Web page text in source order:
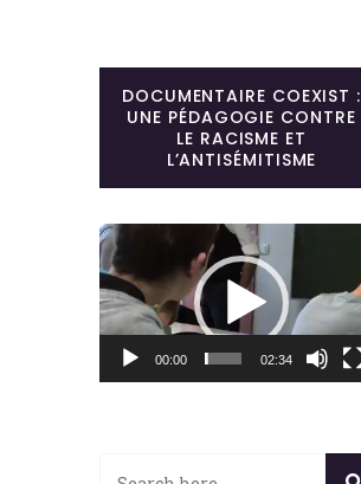
DOCUMENTAIRE COEXIST :
UNE PÉDAGOGIE CONTRE
LE RACISME ET
L’ANTISÉMITISME
Lecteur
vidéo
00:00 02:34